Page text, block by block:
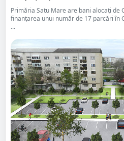
Primăria Satu Mare are bani alocați de
finanțarea unui număr de 17 parcări în
...